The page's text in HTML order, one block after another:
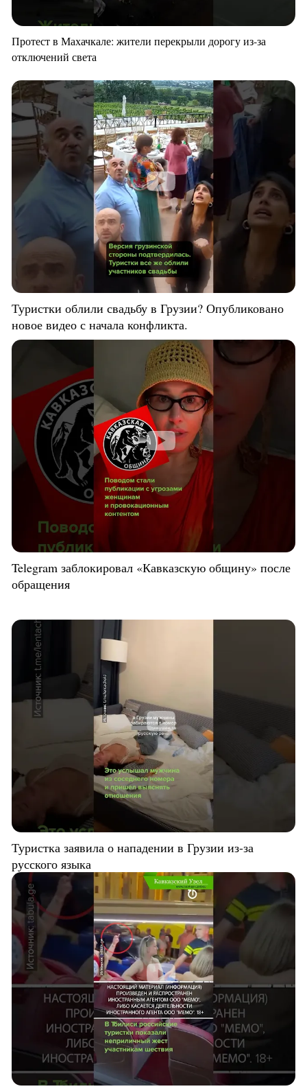
Протест в Махачкале: жители перекрыли дорогу из-за
отключений света
Туристки облили свадьбу в Грузии? Опубликовано
новое видео с начала конфликта.
Telegram заблокировал «Кавказскую общину» после
обращения
Туристка заявила о нападении в Грузии из-за
русского языка